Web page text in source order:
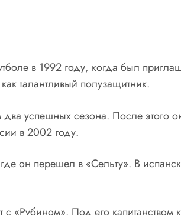
в 1992 году, когда был
талантливый полузащитник.
успешных сезона. После этого
в 2002 году.
он перешел в «Сельту». В
«Рубином». Под его